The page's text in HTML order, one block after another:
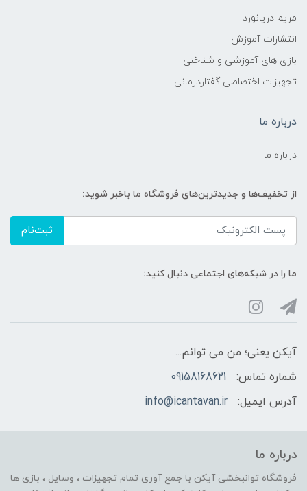
مریم دریانورد
انتشارات آموزش
بازی های آموزشی و شناختی
تجهیزات اختصاصی گفتاردرمانی
درباره ما
درباره ما
از تخفیف‌ها و جدیدترین‌های فروشگاه ما باخبر شوید:
ثبت‌نام
ما را در شبکه‌های اجتماعی دنبال کنید:
آیکن یعنی؛ من می توانم...
شماره تماس:
09158168621
آدرس ایمیل:
info@icantavan.ir
درباره ما
فروشگاه توانبخشی آیکن با جمع آوری تمام تجهیزات ، وسایل ، بازی ها